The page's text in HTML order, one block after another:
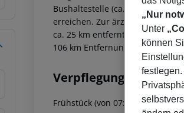
Bushaltestelle (ca. 500 m
erreichen. Zur ärztlichen
ca. 25 km entfernt. Zwischen
106 km Entfernung.
Verpflegung
Frühstück (von 07:00 - 10:00
„Nur
Unter
können